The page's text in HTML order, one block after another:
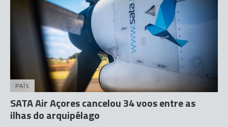
PAÍS
SATA Air Açores cancelou 34 voos entre as
ilhas do arquipélago